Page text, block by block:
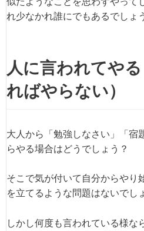
れ少なかれ誰にでもあるでしょ
人に言われてや
ればやらない）
大人から「勉強しなさい」「宿
らやる場合はどうでしょう？
そこで気が付いて自分からやり
を立てるような問題はないでし
しかし何度も言われている様な